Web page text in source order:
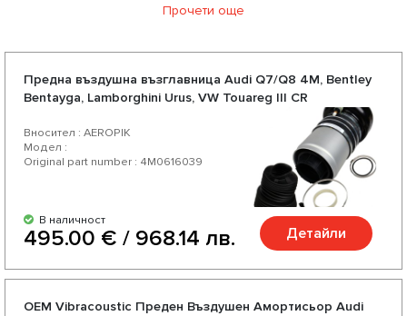
Прочети още
Предна въздушна възглавница Audi Q7/Q8 4M, Bentley
Bentayga, Lamborghini Urus, VW Touareg III CR
Вносител : AEROPIK
Модел :
Original part number : 4M0616039
В наличност
495.00 € / 968.14 лв. Детайли
OEM Vibracoustic Преден Въздушен Амортисьор Audi